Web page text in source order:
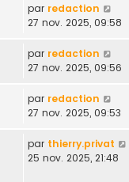
par redaction
27 nov. 2025, 09:58
par redaction
27 nov. 2025, 09:56
par redaction
27 nov. 2025, 09:53
par thierry.privat
25 nov. 2025, 21:48